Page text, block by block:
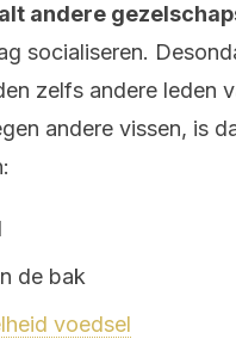
andere
socialiseren.
zelfs andere leden
andere vissen, is
de bak
voedsel